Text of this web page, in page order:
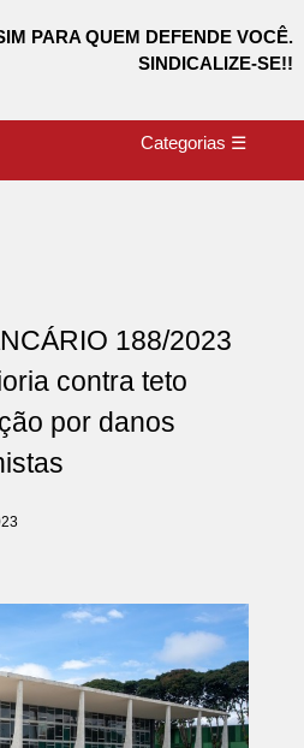
PARA QUEM DEFENDE VOCÊ.
SINDICALIZE-SE!!
Categorias ☰
188/2023
contra teto
por danos